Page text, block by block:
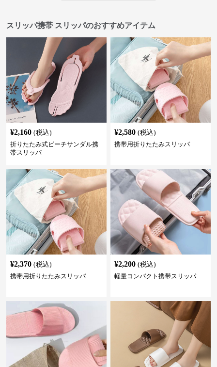
スリッパ携帯 スリッパのおすすめアイテム
¥2,160 (税込)
折りたたみ式ビーチサンダル携
帯スリッパ
¥2,580 (税込)
携帯用折りたたみスリッパ
¥2,370 (税込)
携帯用折りたたみスリッパ
¥2,200 (税込)
軽量コンパクト携帯スリッパ